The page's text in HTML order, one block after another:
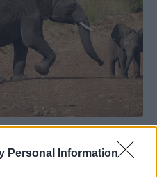
Personal Information